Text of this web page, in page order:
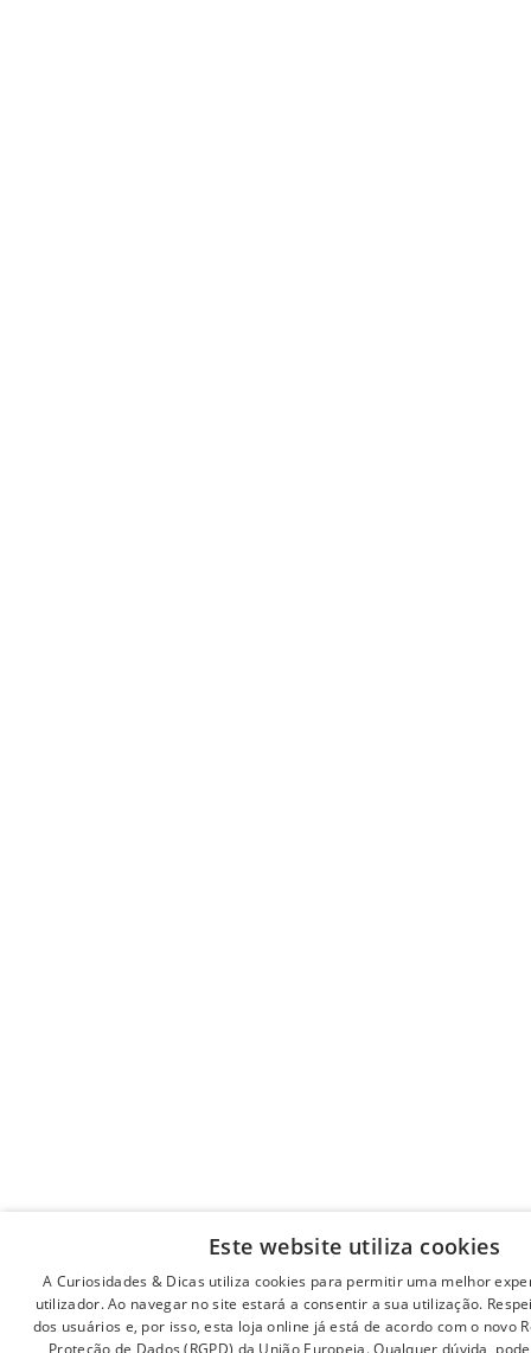
Este website utiliza cookies
A Curiosidades & Dicas utiliza cookies para permitir uma melhor
utilizador. Ao navegar no site estará a consentir a sua utilização.
dos usuários e, por isso, esta loja online já está de acordo com o novo
Proteção de Dados (RGPD) da União Europeia. Qualquer dúvida,